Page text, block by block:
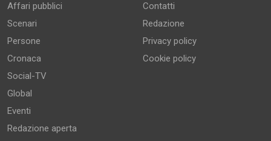
Affari pubblici
Scenari
Persone
Cronaca
Social-TV
Global
Eventi
Redazione aperta
Contatti
Redazione
Privacy policy
Cookie policy